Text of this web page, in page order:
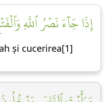
إِذَا جَآءَ نَصۡرُ ٱللَّهِ
și cucerirea[1]